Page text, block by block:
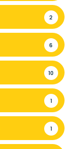
2
6
10
1
1